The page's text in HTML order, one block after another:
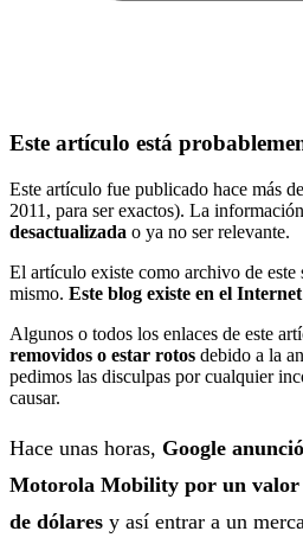
Este artículo está
Este artículo fue publicado hace más
2011, para ser exactos). La
desactualizada o ya no ser relevante.
El artículo existe como archivo de
mismo. Este blog existe en el
Algunos o todos los enlaces de este
removidos o estar rotos debido a la
pedimos las disculpas por cualquier
causar.
Hace unas horas, Google
Motorola Mobility por un valor
de dólares y así entrar a un